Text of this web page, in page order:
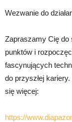
Wezwanie do
Zapraszamy Cię
punktów i
fascynujących
do przyszłej
się więcej:
https://